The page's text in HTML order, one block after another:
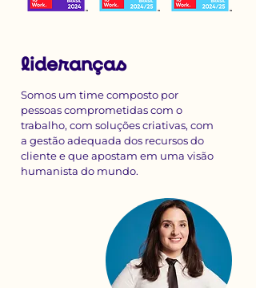
lideranças
Somos um time composto por
pessoas comprometidas com o
trabalho, com soluções criativas, com
a gestão adequada dos recursos do
cliente e que apostam em uma visão
humanista do mundo.